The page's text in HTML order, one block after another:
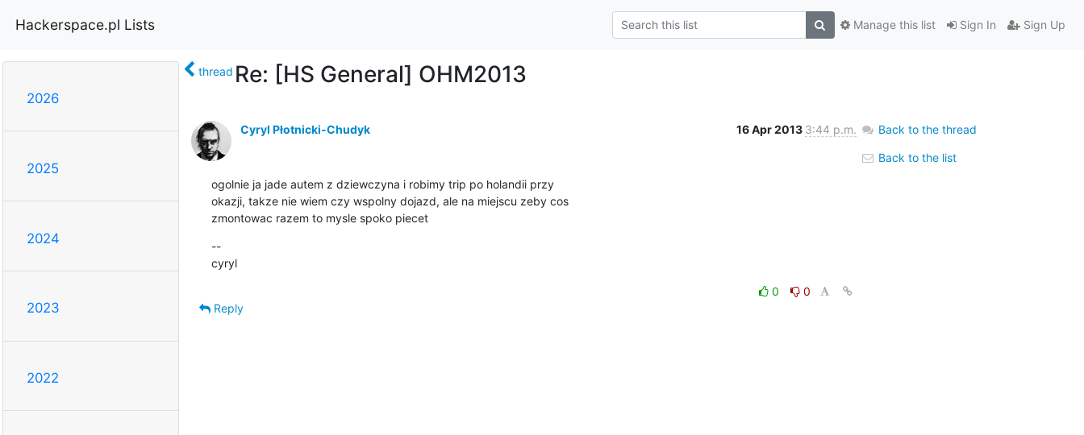
Hackerspace.pl Lists Sign In Sign Up
Manage this list
2026
2025
2024
2023
2022
thread Re: [HS General] OHM2013
Cyryl Płotnicki-Chudyk 16 Apr 2013 3:44 p.m.
ogolnie ja jade autem z dziewczyna i robimy trip po holandii przy
okazji, takze nie wiem czy wspolny dojazd, ale na miejscu zeby cos
zmontowac razem to mysle spoko piecet
--
cyryl
0
0
Reply
Back to the thread
Back to the list